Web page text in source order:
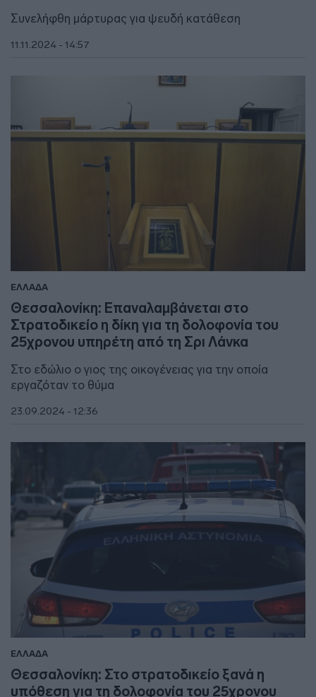
Συνελήφθη μάρτυρας για ψευδή κατάθεση
11.11.2024 - 14:57
ΕΛΛΑΔΑ
Θεσσαλονίκη: Επαναλαμβάνεται στο
Στρατοδικείο η δίκη για τη δολοφονία του
25χρονου υπηρέτη από τη Σρι Λάνκα
Στο εδώλιο ο γιος της οικογένειας για την οποία
εργαζόταν το θύμα
23.09.2024 - 12:36
ΕΛΛΑΔΑ
Θεσσαλονίκη: Στο στρατοδικείο ξανά η
υπόθεση για τη δολοφονία του 25χρονου